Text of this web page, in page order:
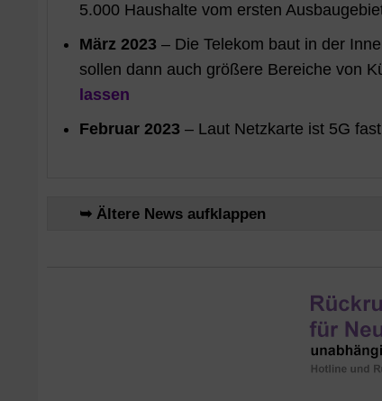
5.000 Haushalte vom ersten
März 2023 – Die Telekom baut in der
sollen dann auch größere Bereiche von
lassen
Februar 2023 – Laut Netzkarte ist 5G
➥ Ältere News aufklappen